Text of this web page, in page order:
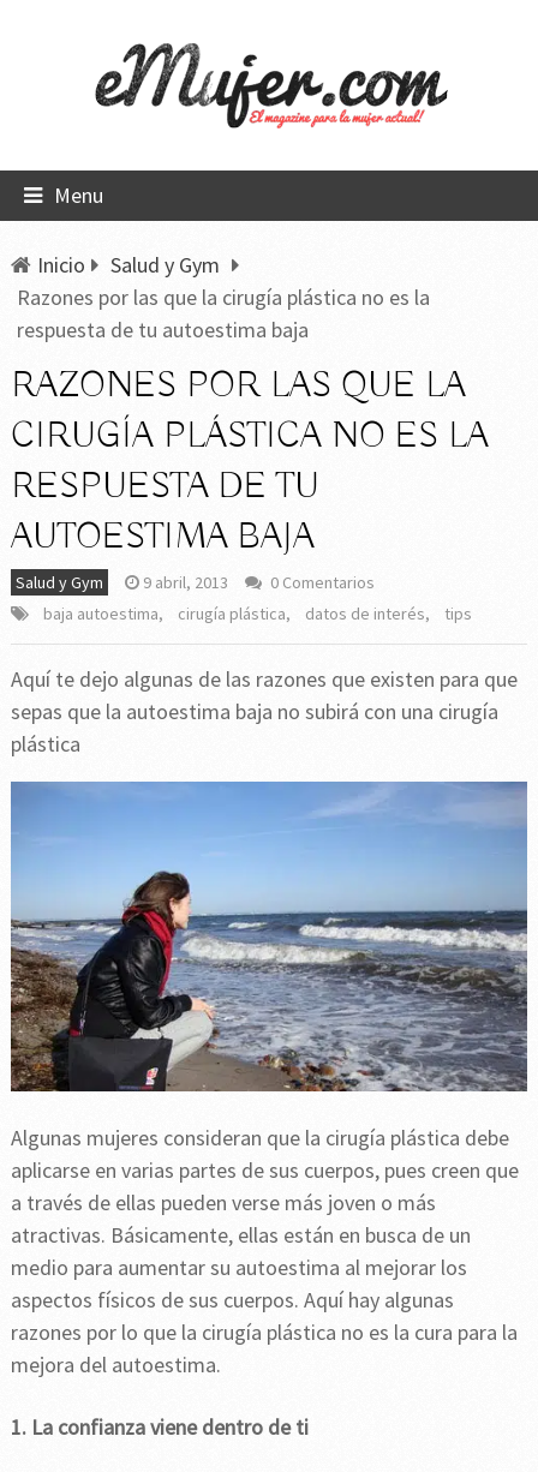
Menu
Inicio
Salud y Gym
Razones por las que la cirugía plástica no es la
respuesta de tu autoestima baja
RAZONES POR LAS QUE LA
CIRUGÍA PLÁSTICA NO ES LA
RESPUESTA DE TU
AUTOESTIMA BAJA
Salud y Gym 9 abril, 2013
0 Comentarios
baja autoestima, cirugía plástica, datos de interés, tips
Aquí te dejo algunas de las razones que existen para que
sepas que la autoestima baja no subirá con una cirugía
plástica
Algunas mujeres consideran que la cirugía plástica debe
aplicarse en varias partes de sus cuerpos, pues creen que
a través de ellas pueden verse más joven o más
atractivas. Básicamente, ellas están en busca de un
medio para aumentar su autoestima al mejorar los
aspectos físicos de sus cuerpos. Aquí hay algunas
razones por lo que la cirugía plástica no es la cura para la
mejora del autoestima.
1. La confianza viene dentro de ti